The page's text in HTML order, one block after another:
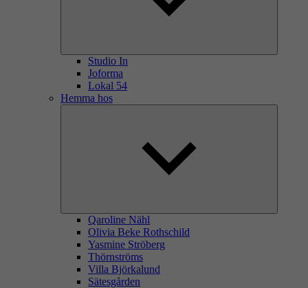
Studio In
Joforma
Lokal 54
Hemma hos
Qaroline Nähl
Olivia Beke Rothschild
Yasmine Ströberg
Thörnströms
Villa Björkalund
Sätesgården